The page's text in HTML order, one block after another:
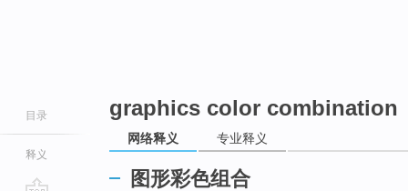
目录
释义
graphics color combination
网络释义 专业释义
图形彩色组合